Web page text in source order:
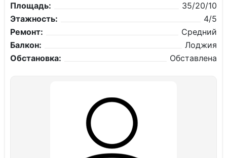
Площадь:
35/20/10
Этажность:
4/5
Ремонт:
Средний
Балкон:
Лоджия
Обстановка:
Обставлена